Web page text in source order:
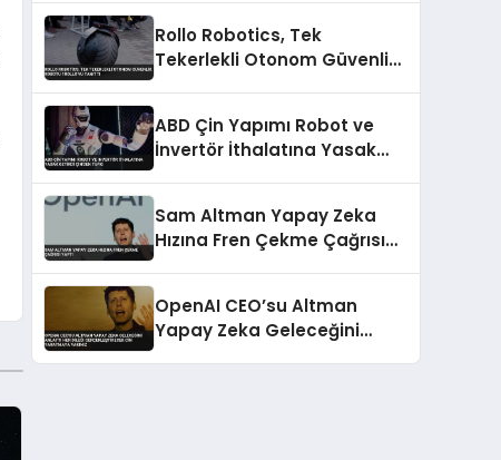
Rollo Robotics, Tek
Tekerlekli Otonom Güvenlik
ABD Çin Yapımı Robot ve
İnvertör İthalatına Yasak
Sam Altman Yapay Zeka
Hızına Fren Çekme Çağrısı
OpenAI CEO’su Altman
Yapay Zeka Geleceğini